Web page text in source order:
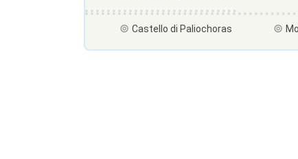
Castello di Paliochoras